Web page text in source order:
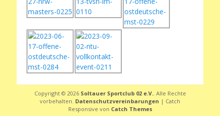
Copyright © 2026 Soltauer Sportclub 02 e.V.. Alle Rechte
vorbehalten. Datenschutzvereinbarungen | Catch
Responsive von Catch Themes